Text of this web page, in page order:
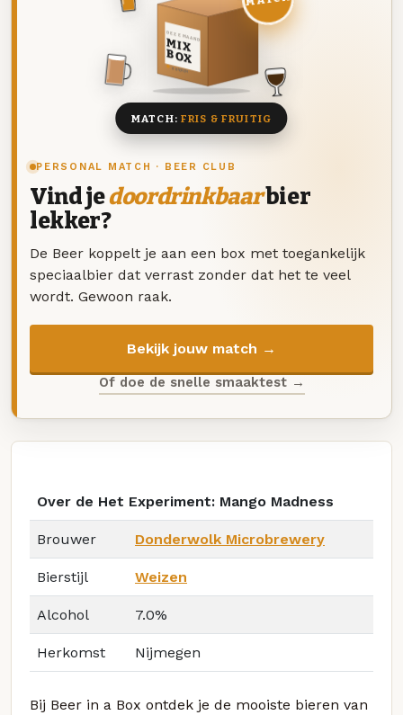
PERSONAL MATCH · BEER CLUB
Vind jedoordrinkbaarbier
lekker?
De Beer koppelt je aan een box met toegankelijk
speciaalbier dat verrast zonder dat het te veel
wordt. Gewoon raak.
Bekijk jouw match →
Of doe de snelle smaaktest →
DEZE MAAND
MIX
BOX
8 BIEREN
MATCH: FRIS & FRUITIG
Over de Het Experiment: Mango Madness
Brouwer Donderwolk Microbrewery
Bierstijl Weizen
Alcohol 7.0%
Herkomst Nijmegen
Bij Beer in a Box ontdek je de mooiste bieren van